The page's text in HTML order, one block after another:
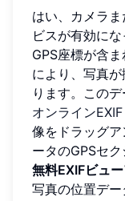
はい、カメラ
ビスが有効にな
GPS座標が含
により、写真
ります。この
オンライン
像をドラッグ
ータのGPSセ
無料EXIFビュ
写真の位置デー